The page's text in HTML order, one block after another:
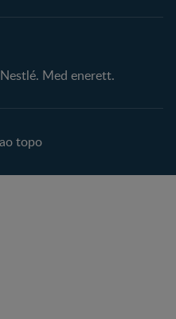
Med enerett.
topo